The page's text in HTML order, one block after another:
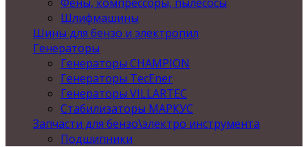
Шлифмашины
Шины для бензо и электропил
Генераторы
Генераторы CHAMPION
Генераторы TecEner
Генераторы VILLARTEC
Стабилизаторы МАРКУС
Запчасти для бензо\электро инструмента
Подшипники